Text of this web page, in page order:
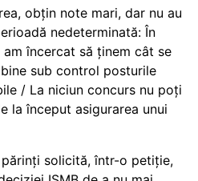
obțin note mari, dar nu au
nedeterminată: În
am încercat să ținem cât se
sub control posturile
/ La niciun concurs nu poți
la început asigurarea unui
solicită, într-o petiție,